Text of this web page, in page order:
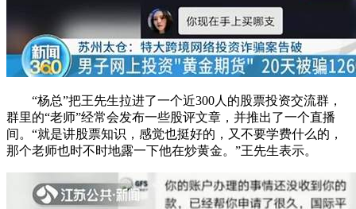
“杨总”把王先生拉进了一个近300人的股票投资交流群，
群里的“老师”经常会发布一些股评文章，并推出了一个直播
间。“就是讲股票知识，感觉也挺好的，又不要学费什么的，
那个老师也时不时地露一下他在炒黄金。”王先生表示。